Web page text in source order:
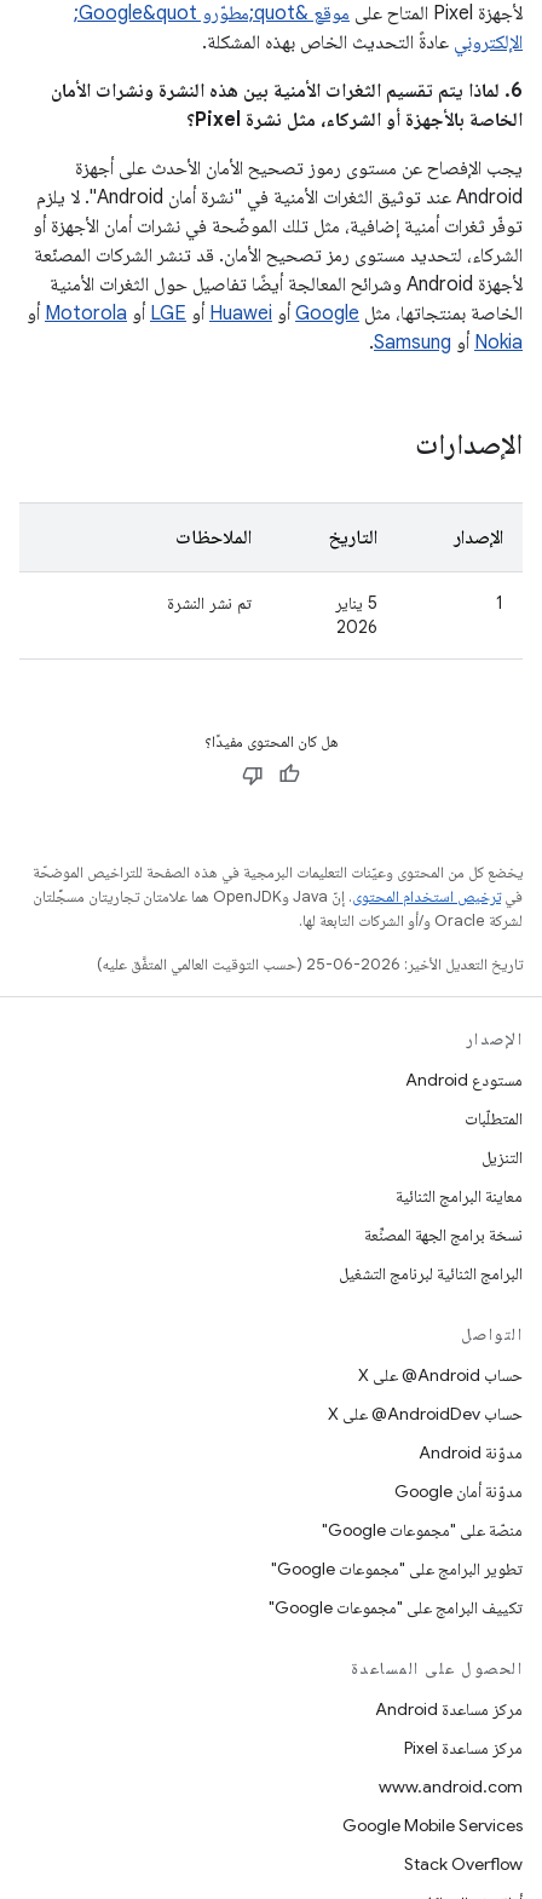
لأجهزة Pixel المتاح على
موقع &quot;مطوّرو Google&quot;
الإلكتروني عادةً التحديث الخاص بهذه المشكلة.
‫6. لماذا يتم تقسيم الثغرات الأمنية بين هذه النشرة ونشرات الأمان
الخاصة بالأجهزة أو الشركاء، مثل نشرة Pixel؟
يجب الإفصاح عن مستوى رموز تصحيح الأمان الأحدث على أجهزة
Android عند توثيق الثغرات الأمنية في "نشرة أمان Android". لا يلزم
توفّر ثغرات أمنية إضافية، مثل تلك الموضّحة في نشرات أمان الأجهزة أو
الشركاء، لتحديد مستوى رمز تصحيح الأمان. قد تنشر الشركات المصنّعة
لأجهزة Android وشرائح المعالجة أيضًا تفاصيل حول الثغرات الأمنية
الخاصة بمنتجاتها، مثل Google أو Huawei أو LGE أو Motorola أو
Nokia أو Samsung
.
الإصدارات
الإصدار التاريخ الملاحظات
1
‫5 يناير
2026
تم نشر النشرة
هل كان المحتوى مفيدًا؟
يخضع كل من المحتوى وعيّنات التعليمات البرمجية في هذه الصفحة للتراخيص الموضحّة
فيترخيص استخدام المحتوى
. إنّ Java وOpenJDK هما علامتان تجاريتان مسجَّلتان
لشركة Oracle و/أو الشركات التابعة لها.
تاريخ التعديل الأخير: 2026-06-25 (حسب التوقيت العالمي المتفَّق عليه)
الإصدار
مستودع Android
المتطلّبات
التنزيل
معاينة البرامج الثنائية
نسخة برامج الجهة المصنِّعة
البرامج الثنائية لبرنامج التشغيل
التواصل
حساب ‎@Android على X
حساب ‎@AndroidDev على X
مدوّنة Android
مدوّنة أمان Google
منصّة على "مجموعات Google"
تطوير البرامج على "مجموعات Google"
تكييف البرامج على "مجموعات Google"
الحصول على المساعدة
مركز مساعدة Android
مركز مساعدة Pixel
www.android.com
Google Mobile Services
Stack Overflow